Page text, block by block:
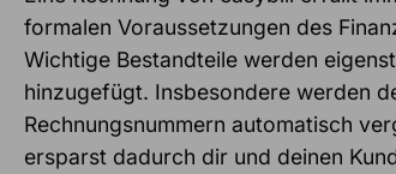
formalen Voraussetzungen des
Wichtige Bestandteile werden
hinzugefügt. Insbesondere werden
Rechnungsnummern automatisch
ersparst dadurch dir und deinen